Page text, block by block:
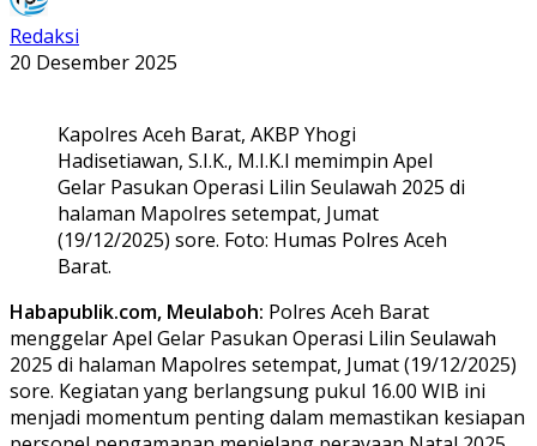
Redaksi
20 Desember 2025
Kapolres Aceh Barat, AKBP Yhogi
Hadisetiawan, S.I.K., M.I.K.l memimpin Apel
Gelar Pasukan Operasi Lilin Seulawah 2025 di
halaman Mapolres setempat, Jumat
(19/12/2025) sore. Foto: Humas Polres Aceh
Barat.
Habapublik.com, Meulaboh: Polres Aceh Barat
menggelar Apel Gelar Pasukan Operasi Lilin Seulawah
2025 di halaman Mapolres setempat, Jumat (19/12/2025)
sore. Kegiatan yang berlangsung pukul 16.00 WIB ini
menjadi momentum penting dalam memastikan kesiapan